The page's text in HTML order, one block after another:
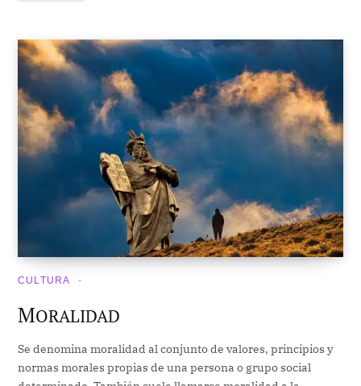
CULTURA
MORALIDAD
Se denomina moralidad al conjunto de valores, principios y
normas morales propias de una persona o grupo social